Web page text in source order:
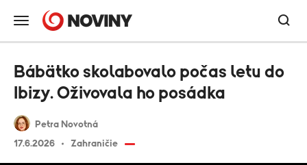
Petra Novotná
17.6.2026
Zahraničie
Bábätko skolabovalo počas letu do
Ibizy. Oživovala ho posádka